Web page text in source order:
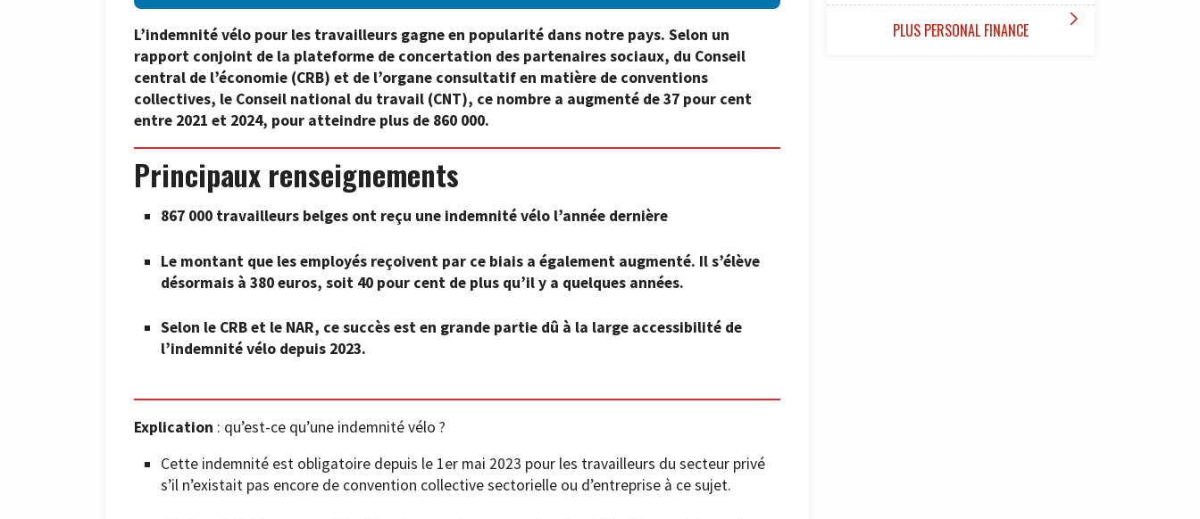
L’indemnité vélo pour les travailleurs gagne en popularité dans notre pays. Selon un
rapport conjoint de la plateforme de concertation des partenaires sociaux, du Conseil
central de l’économie (CRB) et de l’organe consultatif en matière de conventions
collectives, le Conseil national du travail (CNT), ce nombre a augmenté de 37 pour cent
entre 2021 et 2024, pour atteindre plus de 860 000.
Principaux renseignements
867 000 travailleurs belges ont reçu une indemnité vélo l’année dernière
Le montant que les employés reçoivent par ce biais a également augmenté. Il s’élève
désormais à 380 euros, soit 40 pour cent de plus qu’il y a quelques années.
Selon le CRB et le NAR, ce succès est en grande partie dû à la large accessibilité de
l’indemnité vélo depuis 2023.
Explication : qu’est-ce qu’une indemnité vélo ?
Cette indemnité est obligatoire depuis le 1er mai 2023 pour les travailleurs du secteur privé
s’il n’existait pas encore de convention collective sectorielle ou d’entreprise à ce sujet.
PLUS PERSONAL FINANCE 